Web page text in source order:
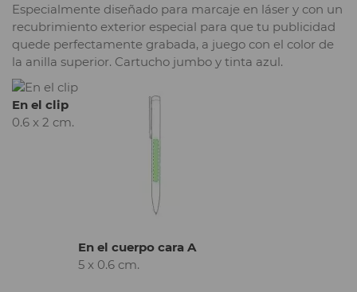
Especialmente diseñado para marcaje en láser y con un
recubrimiento exterior especial para que tu publicidad
quede perfectamente grabada, a juego con el color de
la anilla superior. Cartucho jumbo y tinta azul.
En el clip
0.6 x 2 cm.
En el cuerpo cara A
5 x 0.6 cm.